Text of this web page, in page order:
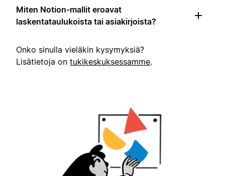
Miten Notion-mallit eroavat
laskentataulukoista tai asiakirjoista?
Onko sinulla vieläkin kysymyksiä?
Lisätietoja on tukikeskuksessamme.